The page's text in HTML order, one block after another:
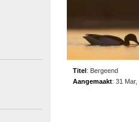
Titel: Bergeend
Aangemaakt: 31 Mar,